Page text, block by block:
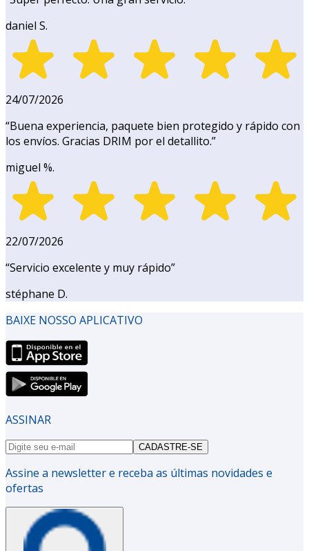
daniel S.
24/07/2026
“Buena experiencia, paquete bien protegido y rápido con
los envíos. Gracias DRIM por el detallito.”
miguel %.
22/07/2026
“Servicio excelente y muy rápido”
stéphane D.
BAIXE NOSSO APLICATIVO
ASSINAR
CADASTRE-SE
Assine a newsletter e receba as últimas novidades e
ofertas